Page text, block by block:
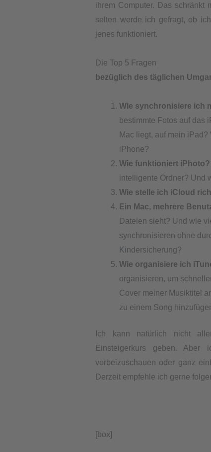
ihrem Computer. Das schränkt
selten werde ich gefragt, ob
jenes funktioniert.
Die Top 5 Fragen
bezüglich des täglichen
Wie synchronisiere ich
bestimmte Fotos auf das
Mac liegt, auf mein
iPhone?
Wie funktioniert iPhoto?
intelligente Ordner? Und
Wie stelle ich iCloud
Ein Mac, mehrere
Dateien sieht? Und wie
synchronisieren ohne
Kindersicherung?
Wie organisiere ich
organisieren, um
Cover meiner Musiktitel
zu einem Song
Ich kann natürlich nicht
Einsteigerkurs geben.
vorbeizuschauen oder ganz
Derzeit empfehle ich gerne
[box]